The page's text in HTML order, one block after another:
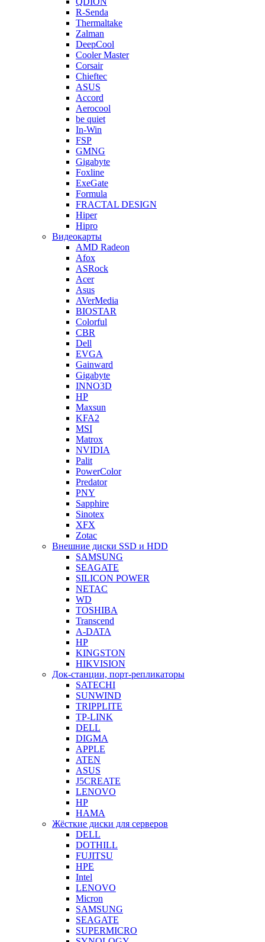
R-Senda
Thermaltake
Zalman
DeepCool
Cooler Master
Corsair
Chieftec
ASUS
Accord
Aerocool
be quiet
In-Win
FSP
GMNG
Gigabyte
Foxline
ExeGate
Formula
FRACTAL DESIGN
Hiper
Hipro
Видеокарты
AMD Radeon
Afox
ASRock
Acer
Asus
AVerMedia
BIOSTAR
Colorful
CBR
Dell
EVGA
Gainward
Gigabyte
INNO3D
HP
Maxsun
KFA2
MSI
Matrox
NVIDIA
Palit
PowerColor
Predator
PNY
Sapphire
Sinotex
XFX
Zotac
Внешние диски SSD и HDD
SAMSUNG
SEAGATE
SILICON POWER
NETAC
WD
TOSHIBA
Transcend
A-DATA
HP
KINGSTON
HIKVISION
Док-станции, порт-репликаторы
SATECHI
SUNWIND
TRIPPLITE
TP-LINK
DELL
DIGMA
APPLE
ATEN
ASUS
J5CREATE
LENOVO
HP
HAMA
Жёсткие диски для серверов
DELL
DOTHILL
FUJITSU
HPE
Intel
LENOVO
Micron
SAMSUNG
SEAGATE
SUPERMICRO